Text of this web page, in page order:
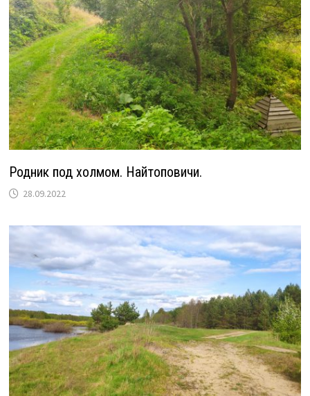
Родник под холмом. Найтоповичи.
28.09.2022